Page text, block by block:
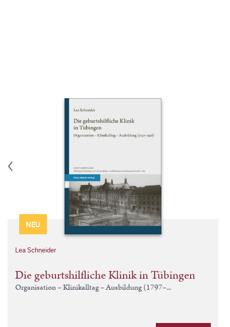
NEU
Lea Schneider
Die geburtshilfliche Klinik in Tübingen
Organisation – Klinikalltag – Ausbildung (1797–...